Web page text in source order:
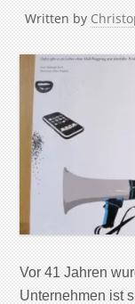
Written by
Vor 41 Jahren
Unternehmen ist